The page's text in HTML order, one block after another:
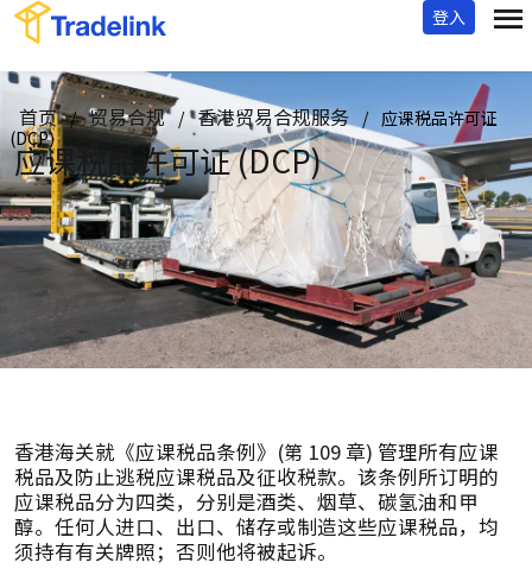
登入
首页 / 贸易合规 / 香港贸易合规服务 / 应课税品许可证
(DCP)
应课税品许可证 (DCP)
香港海关就《应课税品条例》(第 109 章) 管理所有应课
税品及防止逃税应课税品及征收税款。该条例所订明的
应课税品分为四类，分别是酒类、烟草、碳氢油和甲
醇。任何人进口、出口、储存或制造这些应课税品，均
须持有有关牌照；否则他将被起诉。